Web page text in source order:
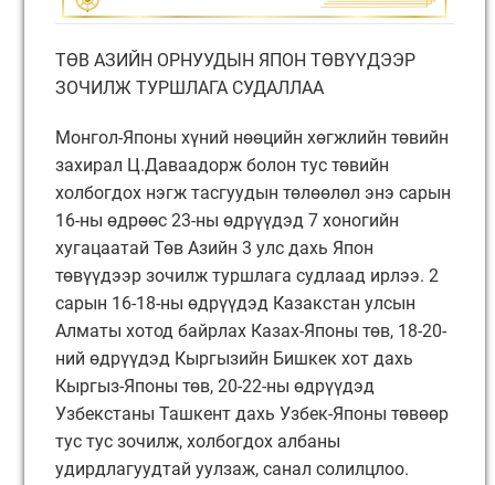
ТӨВ АЗИЙН ОРНУУДЫН ЯПОН ТӨВҮҮДЭЭР
ЗОЧИЛЖ ТУРШЛАГА СУДАЛЛАА
Монгол-Японы хүний нөөцийн хөгжлийн төвийн
захирал Ц.Даваадорж болон тус төвийн
холбогдох нэгж тасгуудын төлөөлөл энэ сарын
16-ны өдрөөс 23-ны өдрүүдэд 7 хоногийн
хугацаатай Төв Азийн 3 улс дахь Япон
төвүүдээр зочилж туршлага судлаад ирлээ. 2
сарын 16-18-ны өдрүүдэд Казакстан улсын
Алматы хотод байрлах Казах-Японы төв, 18-20-
ний өдрүүдэд Кыргызийн Бишкек хот дахь
Кыргыз-Японы төв, 20-22-ны өдрүүдэд
Узбекстаны Ташкент дахь Узбек-Японы төвөөр
тус тус зочилж, холбогдох албаны
удирдлагуудтай уулзаж, санал солилцлоо.